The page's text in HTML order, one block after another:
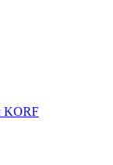
KORF